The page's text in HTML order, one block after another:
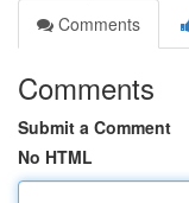
Comments
Comments
Submit a Comment
No HTML